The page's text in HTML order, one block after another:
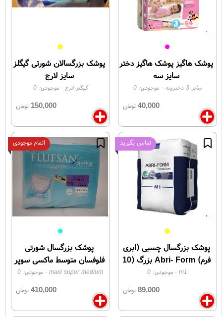
پوشک هاگیز پوشک هاگیز دختر
سایز سه
سایز 3 دخترونه - موجودی:0
40,000 تومان
پوشک بزرگسالان شورتی گیگلز
سایز لارج
گیگلز لارج - موجودی:0
150,000 تومان
پوشک بزرگسال چسبی (ابری
فرم) Abri- Form بزرگ (10
عددی) Abena مدل L1
m1- موجودی: 0
89,000 تومان
تماس بگیرید
پوشک بزرگسال شورتی
فلوفسان متوسط ماکسی سوپر
flufsun maxi super
medium
maxi super medium- موجودی: 0
410,000تومان
اتمام موجودی